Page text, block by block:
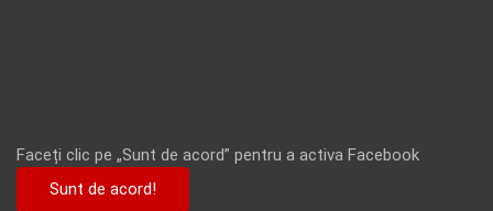
Faceți clic pe „Sunt de acord” pentru a activa Facebook
Sunt de acord!